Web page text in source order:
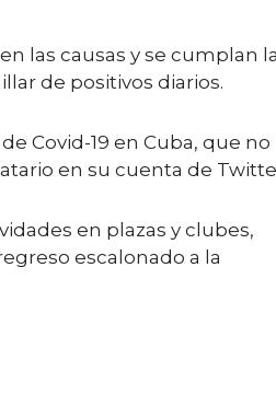
las causas y se cumplan
de positivos diarios.
Covid-19 en Cuba, que no
en su cuenta de
en plazas y clubes,
escalonado a la